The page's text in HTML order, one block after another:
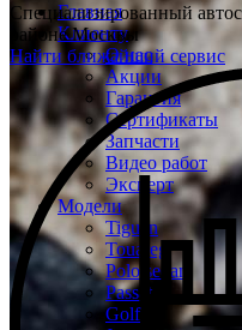
Главная
Клиенту
О нас
Акции
Гарантия
Сертификаты
Запчасти
Видео работ
Эксперт
Модели
Tiguan
Touareg
Polo sedan
Passat
Golf
Специализированный
районе Москвы
Найти ближайший сервис